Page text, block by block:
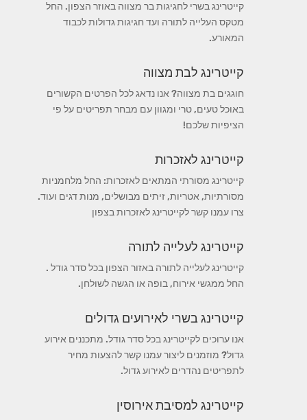
קייטרינג בשרי לחגיגות בר מצווה באוזר הצפון. החל
מטקס העלייה לתורה ועד חגיגות גדולות לכבוד
המאורע.
קייטרינג לבת מצווה
חוגגים בת מצווה? אנו נדאג לכל הפרטים הקשורים
באוכל טעים, טרי ומגוון עם מבחר תפריטים על פי
הציפיות שלכם!
קייטרינג לאזכרות
קייטרינג מסורתי המתאים לאזכרות: החל מלחמניות
מסורתיות, אטריות, זיתים מבושלים, מנות דגים ועוד.
צרו עמנו קשר לקייטרינג לאזכרות בצפון
קייטרינג לעלייה לתורה
קייטרינג לעלייה לתורה באזור הצפון בכל סדר גודל .
החל ממגשי אירוח, בופה או הגשה לשולחן.
קייטרינג בשרי לאירועים גדולים
אנו ערוכים לקייטרינג בכל סדר גודל. מתכננים אירוע
גדול? מוזמנים ליצור עמנו קשר להצעות מחיר
לתפריטים נהדרים לאירוע גדול.
קייטרינג למסיבת אירוסין